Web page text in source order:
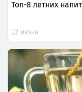
Топ-8 летних
22 июня